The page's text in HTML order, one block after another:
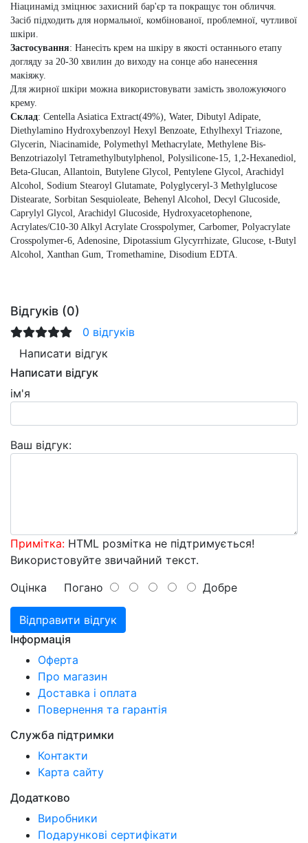
Ніацинамід зміцнює захисний бар'єр та покращує тон обличчя.
Засіб підходить для нормальної, комбінованої, проблемної, чутливої
шкіри.
Застосування: Нанесіть крем на шкіру в якості останнього етапу
догляду за 20-30 хвилин до виходу на сонце або нанесення
макіяжу.
Для жирної шкіри можна використовувати замість зволожуючого
крему.
Склад: Centella Asiatica Extract(49%), Water, Dibutyl Adipate,
Diethylamino Hydroxybenzoyl Hexyl Benzoate, Ethylhexyl Triazone,
Glycerin, Niacinamide, Polymethyl Methacrylate, Methylene Bis-
Benzotriazolyl Tetramethylbutylphenol, Polysilicone-15, 1,2-Hexanediol,
Beta-Glucan, Allantoin, Butylene Glycol, Pentylene Glycol, Arachidyl
Alcohol, Sodium Stearoyl Glutamate, Polyglyceryl-3 Methylglucose
Distearate, Sorbitan Sesquioleate, Behenyl Alcohol, Decyl Glucoside,
Caprylyl Glycol, Arachidyl Glucoside, Hydroxyacetophenone,
Acrylates/C10-30 Alkyl Acrylate Crosspolymer, Carbomer, Polyacrylate
Crosspolymer-6, Adenosine, Dipotassium Glycyrrhizate, Glucose, t-Butyl
Alcohol, Xanthan Gum, Tromethamine, Disodium EDTA.
Відгуків (0)
0 відгуків
Написати відгук
Написати відгук
ім'я
Ваш відгук:
Примітка: HTML розмітка не підтримується!
Використовуйте звичайний текст.
Оцінка Погано Добре
Відправити відгук
Інформація
Оферта
Про магазин
Доставка і оплата
Повернення та гарантія
Служба підтримки
Контакти
Карта сайту
Додатково
Виробники
Подарункові сертифікати